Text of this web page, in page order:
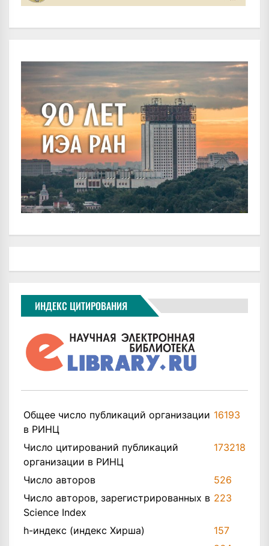
ИНДЕКС ЦИТИРОВАНИЯ
Общее число публикаций организации
в РИНЦ
16193
Число цитирований публикаций
организации в РИНЦ
173218
Число авторов
526
Число авторов, зарегистрированных в
Science Index
223
h-индекс (индекс Хирша)
157